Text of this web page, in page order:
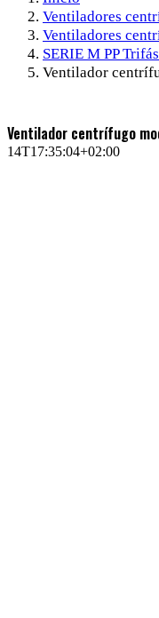
Ventiladores
Ventiladores
SERIE M PP
Ventilador
Ventilador centrífugo
14T17:35:04+02:00